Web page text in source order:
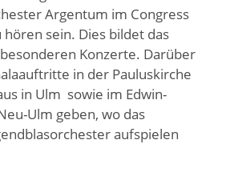
Argentum im Congress
sein. Dies bildet das
Konzerte. Darüber
in der Pauluskirche
in Ulm sowie im Edwin-
Ulm geben, wo das
aufspielen